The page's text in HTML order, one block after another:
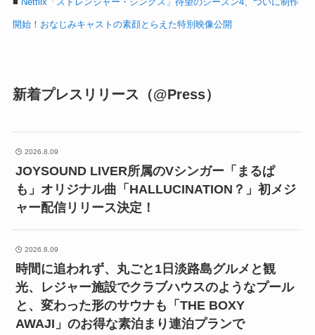
開始！おなじみキャストの素顔とらえた特別映像公開
新着プレスリリース（@Press）
2026.8.09
JOYSOUND LIVER所属のVシンガー「まるぱ
も」オリジナル曲「HALLUCINATION？」初メジ
ャー配信リリース決定！
2026.8.09
時間に追われず、丸ごと1日淡路島グルメと観
光、レジャー施設でクラブハウスのようなプール
と、変わった形のサウナも「THE BOXY
AWAJI」のお得な素泊まり連泊プランで